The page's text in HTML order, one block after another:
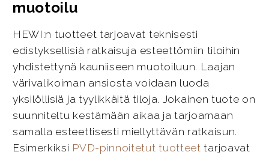
muotoilu
HEWI:n tuotteet tarjoavat teknisesti
edistyksellisiä ratkaisuja esteettömiin tiloihin
yhdistettynä kauniiseen muotoiluun. Laajan
värivalikoiman ansiosta voidaan luoda
yksilöllisiä ja tyylikkäitä tiloja. Jokainen tuote on
suunniteltu kestämään aikaa ja tarjoamaan
samalla esteettisesti miellyttävän ratkaisun.
Esimerkiksi PVD-pinnoitetut tuotteet tarjoavat